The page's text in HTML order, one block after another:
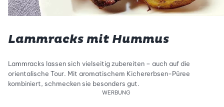
Lammracks mit Hummus
Lammracks lassen sich vielseitig zubereiten – auch auf die
orientalische Tour. Mit aromatischem Kichererbsen-Püree
kombiniert, schmecken sie besonders gut.
WERBUNG